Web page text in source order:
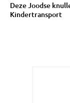
Deze Joodse
Kindertransport